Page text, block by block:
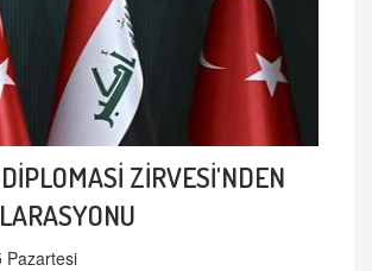
ZİRVESİ'NDEN
Pazartesi